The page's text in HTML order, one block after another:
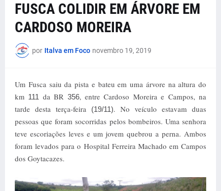
FUSCA COLIDIR EM ÁRVORE EM
CARDOSO MOREIRA
por Italva em Foco novembro 19, 2019
Um Fusca saiu da pista e bateu em uma árvore na altura do
km 111 da BR 356, entre Cardoso Moreira e Campos, na
tarde desta terça-feira
(19/11). No veículo estavam duas
pessoas que foram socorridas pelos bombeiros. Uma senhora
teve escoriações leves e um jovem quebrou a perna. Ambos
foram levados para o Hospital Ferreira Machado em Campos
dos Goytacazes.